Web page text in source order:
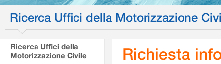
Ricerca Uffici della Motorizzazione
Ricerca Uffici della
Motorizzazione Civile
Richiesta